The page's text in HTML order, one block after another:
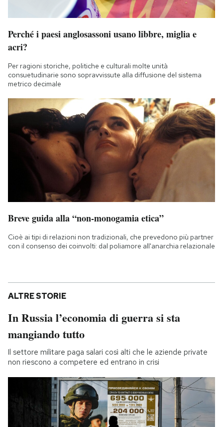
Perché i paesi anglosassoni usano libbre, miglia e
acri?
Per ragioni storiche, politiche e culturali molte unità
consuetudinarie sono sopravvissute alla diffusione del sistema
metrico decimale
Breve guida alla “non-monogamia etica”
Cioè ai tipi di relazioni non tradizionali, che prevedono più partner
con il consenso dei coinvolti: dal poliamore all'anarchia relazionale
ALTRE STORIE
In Russia l’economia di guerra si sta
mangiando tutto
Il settore militare paga salari così alti che le aziende private
non riescono a competere ed entrano in crisi